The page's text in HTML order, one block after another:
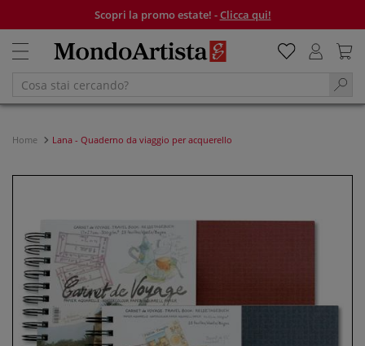
Scopri la promo estate! -Clicca qui!
Home Lana - Quaderno da viaggio per acquerello